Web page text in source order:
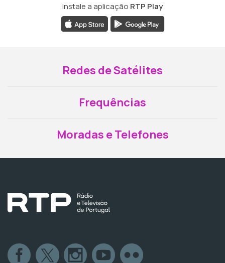
Instale a aplicação RTP Play
Redes de Satélites
Frequências
Moradas e Telefones